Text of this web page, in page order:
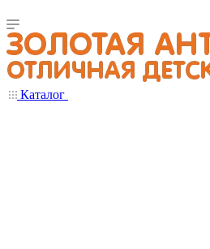
Каталог